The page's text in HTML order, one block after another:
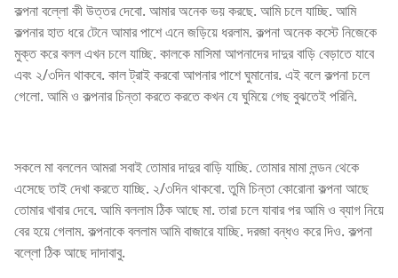
কল্পনা বল্লো কী উত্তর দেবো. আমার অনেক ভয় করছে. আমি চলে যাচ্ছি. আমি
কল্পনার হাত ধরে টেনে আমার পাশে এনে জড়িয়ে ধরলাম. কল্পনা অনেক কস্টে নিজেকে
মুক্ত করে বলল এখন চলে যাচ্ছি. কালকে মাসিমা আপনাদের দাদুর বাড়ি বেড়াতে যাবে
এবং ২/৩দিন থাকবে. কাল ট্রাই করবো আপনার পাশে ঘুমানোর. এই বলে কল্পনা চলে
গেলো. আমি ও কল্পনার চিন্তা করতে করতে কখন যে ঘুমিয়ে গেছ বুঝতেই পরিনি.
সকলে মা বললেন আমরা সবাই তোমার দাদুর বাড়ি যাচ্ছি. তোমার মামা লন্ডন থেকে
এসেছে তাই দেখা করতে যাচ্ছি. ২/৩দিন থাকবো. তুমি চিন্তা কোরোনা কল্পনা আছে
তোমার খাবার দেবে. আমি বললাম ঠিক আছে মা. তারা চলে যাবার পর আমি ও ব্যাগ নিয়ে
বের হয়ে গেলাম. কল্পনাকে বললাম আমি বাজারে যাচ্ছি. দরজা বন্ধও করে দিও. কল্পনা
বল্লো ঠিক আছে দাদাবাবু.